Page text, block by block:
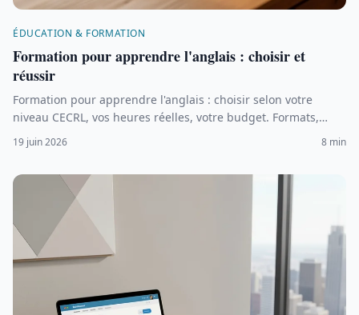
ÉDUCATION & FORMATION
Formation pour apprendre l'anglais : choisir et
réussir
Formation pour apprendre l'anglais : choisir selon votre
niveau CECRL, vos heures réelles, votre budget. Formats,
certifications et financement CPF.
19 juin 2026 8 min